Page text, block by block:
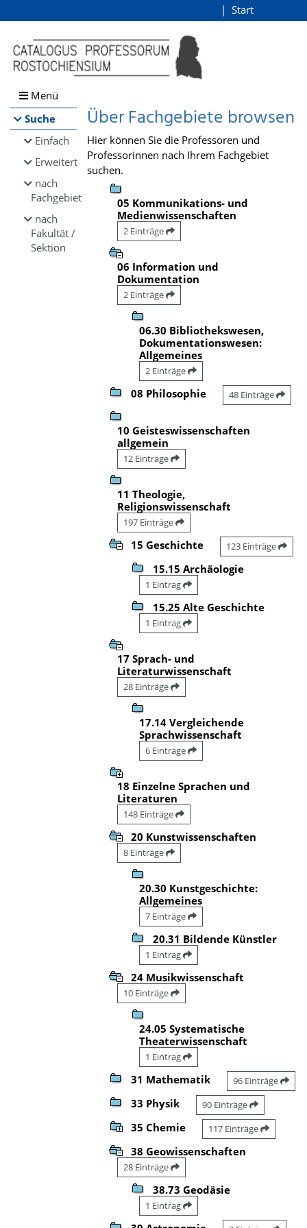
Browsen
direkt zum Inhalt
Start
Menü
Suche
Einfach
Erweitert
nach
Fachgebiet
nach
Fakultät /
Sektion
Über Fachgebiete browsen
Hier können Sie die Professoren und
Professorinnen nach Ihrem Fachgebiet
suchen.
05 Kommunikations- und
Medienwissenschaften
2 Einträge
06 Information und
Dokumentation
2 Einträge
06.30 Bibliothekswesen,
Dokumentationswesen:
Allgemeines
2 Einträge
08 Philosophie 48 Einträge
10 Geisteswissenschaften
allgemein
12 Einträge
11 Theologie,
Religionswissenschaft
197 Einträge
15 Geschichte 123 Einträge
15.15 Archäologie
1 Eintrag
15.25 Alte Geschichte
1 Eintrag
17 Sprach- und
Literaturwissenschaft
28 Einträge
17.14 Vergleichende
Sprachwissenschaft
6 Einträge
18 Einzelne Sprachen und
Literaturen
148 Einträge
20 Kunstwissenschaften
8 Einträge
20.30 Kunstgeschichte:
Allgemeines
7 Einträge
20.31 Bildende Künstler
1 Eintrag
24 Musikwissenschaft
10 Einträge
24.05 Systematische
Theaterwissenschaft
1 Eintrag
31 Mathematik 96 Einträge
33 Physik 90 Einträge
35 Chemie 117 Einträge
38 Geowissenschaften
28 Einträge
38.73 Geodäsie
1 Eintrag